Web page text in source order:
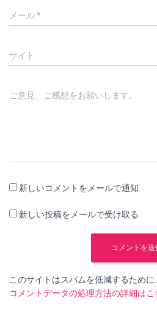
メール*
サイト
ご意見、ご感想をお願いします。
新しいコメントをメールで通知
新しい投稿をメールで受け取る
このサイトはスパムを低減するために
コメントデータの処理方法の詳細は